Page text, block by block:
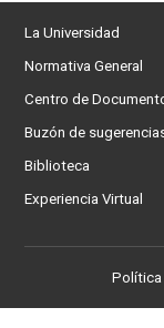
La Universidad
Normativa General
Centro de
Buzón de
Biblioteca
Experiencia Virtual
Política